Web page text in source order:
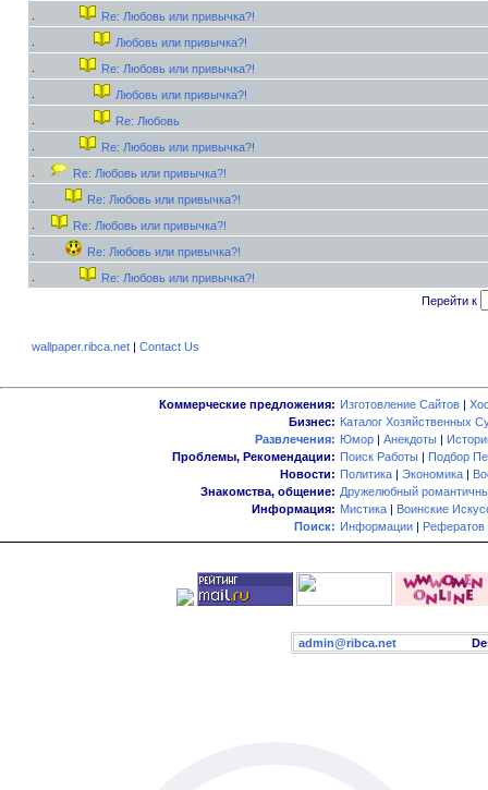
Re: Любовь или привычка?!
Любовь или привычка?!
Re: Любовь или привычка?!
Любовь или привычка?!
Re: Любовь
Re: Любовь или привычка?!
Re: Любовь или привычка?!
Re: Любовь или привычка?!
Re: Любовь или привычка?!
Re: Любовь или привычка?!
Re: Любовь или привычка?!
Перейти к
wallpaper.ribca.net| Contact Us
Коммерческие предложения: Изготовление Сайтов |
Бизнес: Каталог Хозяйственных
Развлечения: Юмор | Анекдоты |
Проблемы, Рекомендации: Поиск Работы | Подбор
Новости: Политика | Экономика |
Знакомства, общение: Дружелюбный
Информация: Мистика | Воинские
Поиск: Информации | Рефератов
admin@ribca.net